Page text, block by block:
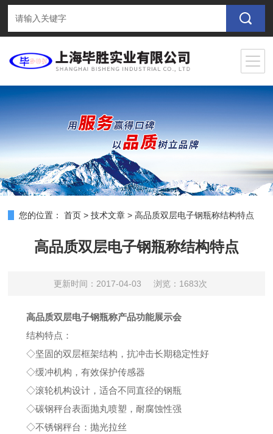
您的位置： 首页 >技术文章 >高品质双层电子钢瓶称结构特点
高品质双层电子钢瓶称结构特点
更新时间：2017-04-03 浏览：1683次
高品质双层电子钢瓶称产品功能展示会
结构特点：
◇坚固的双层框架结构，抗冲击长期稳定性好
◇缓冲机构，有效保护传感器
◇滚轮机构设计，适合不同直径的钢瓶
◇碳钢秤台表面抛丸喷塑，耐腐蚀性强
◇不锈钢秤台：抛光拉丝